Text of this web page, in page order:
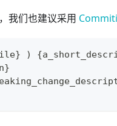
我们也建议采用
)